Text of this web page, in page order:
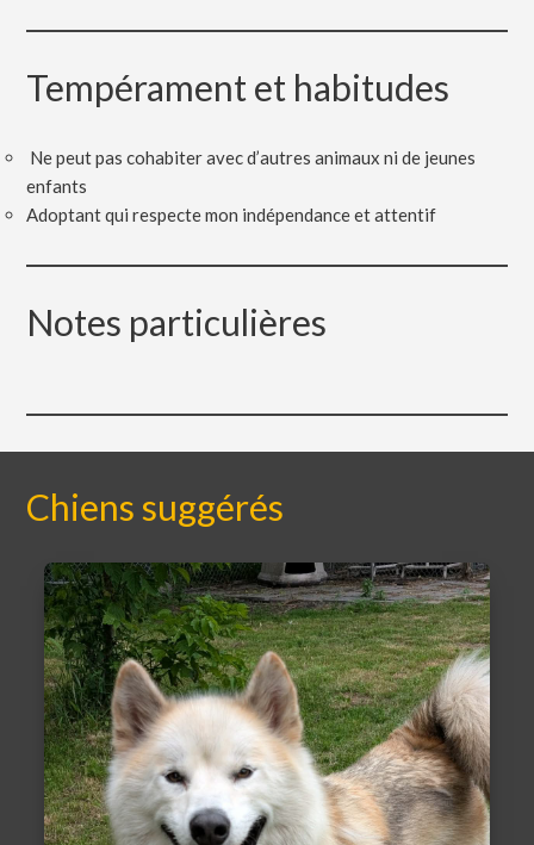
Tempérament et habitudes
Ne peut pas cohabiter avec d’autres animaux ni de jeunes
enfants
Adoptant qui respecte mon indépendance et attentif
Notes particulières
Chiens suggérés